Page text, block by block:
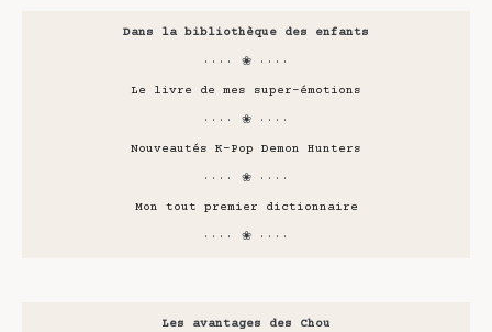
Dans la bibliothèque des enfants
···· ❀ ····
Le livre de mes super-émotions
···· ❀ ····
Nouveautés K-Pop Demon Hunters
···· ❀ ····
Mon tout premier dictionnaire
···· ❀ ····
Les avantages des Chou